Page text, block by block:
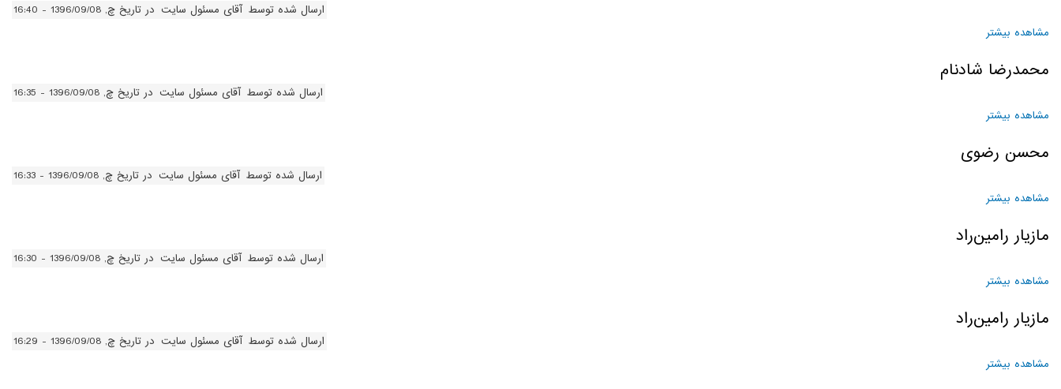
ارسال شده توسط آقای مسئول سایت در تاریخ چ, 1396/09/08 - 16:40
مشاهده بیشتر
محمدرضا شادنام
ارسال شده توسط آقای مسئول سایت در تاریخ چ, 1396/09/08 - 16:35
مشاهده بیشتر
محسن رضوی
ارسال شده توسط آقای مسئول سایت در تاریخ چ, 1396/09/08 - 16:33
مشاهده بیشتر
مازیار رامین‌راد
ارسال شده توسط آقای مسئول سایت در تاریخ چ, 1396/09/08 - 16:30
مشاهده بیشتر
مازیار رامین‌راد
ارسال شده توسط آقای مسئول سایت در تاریخ چ, 1396/09/08 - 16:29
مشاهده بیشتر